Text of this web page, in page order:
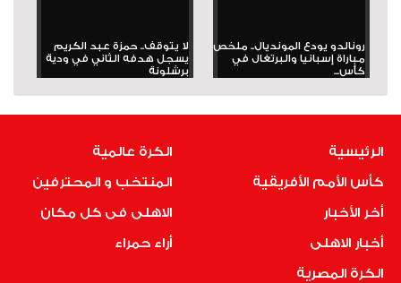
رونالدو يودع المونديال.. ملخص
مباراة إسبانيا والبرتغال في
كأس...
لا يتوقف.. حمزة عبد الكريم
يسجل هدفه الثاني في ودية
برشلونة
الرئيسية
كأس الأمم الأفريقية
أخر الأخبار
أخبار الاهلى
الكرة المصرية
الكرة عالمية
المنتخب و المحترفين
الاهلى فى كل مكان
أراء حمراء